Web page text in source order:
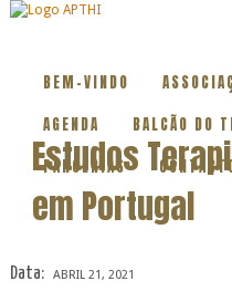
BEM-VINDO
AGENDA
BALCÃO DO
PARCERIAS
Estudos
em Portugal
Data: ABRIL 21, 2021